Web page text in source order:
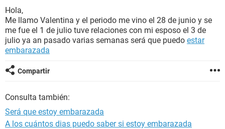
BIENESTAR
SEXUALIDAD
GLOSARIO
Hola,
Me llamo Valentina y el periodo me vino el 28 de junio y se
me fue el 1 de julio tuve relaciones con mi esposo el 3 de
julio ya an pasado varias semanas será que puedo estar
embarazada
Compartir
Consulta también:
Será que estoy embarazada
A los cuántos dias puedo saber si estoy embarazada